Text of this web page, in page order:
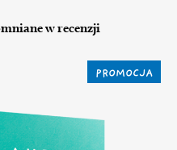
w recenzji
PROMOCJA